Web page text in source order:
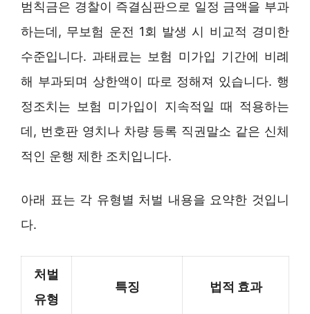
범칙금은 경찰이 즉결심판으로 일정 금액을 부과
하는데, 무보험 운전 1회 발생 시 비교적 경미한
수준입니다. 과태료는 보험 미가입 기간에 비례
해 부과되며 상한액이 따로 정해져 있습니다. 행
정조치는 보험 미가입이 지속적일 때 적용하는
데, 번호판 영치나 차량 등록 직권말소 같은 신체
적인 운행 제한 조치입니다.
아래 표는 각 유형별 처벌 내용을 요약한 것입니
다.
처벌
유형
특징 법적 효과